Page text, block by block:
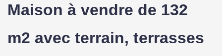
Maison à vendre de 132
m2 avec terrain, terrasses